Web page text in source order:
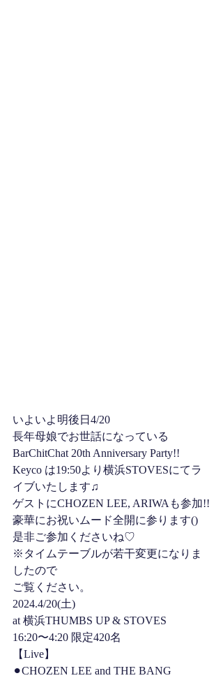
いよいよ明後日4/20
長年母娘でお世話になっている
BarChitChat 20th Anniversary Party!!
Keyco は19:50より横浜STOVESにてラ
イブいたします♫
ゲストにCHOZEN LEE, ARIWAも参加!!
豪華にお祝いムード全開に参ります()
是非ご参加くださいね♡
※タイムテーブルが若干変更になりま
したので
ご覧ください。
2024.4/20(土)
at 横浜THUMBS UP & STOVES
16:20〜4:20 限定420名
【Live】
⚫︎CHOZEN LEE and THE BANG